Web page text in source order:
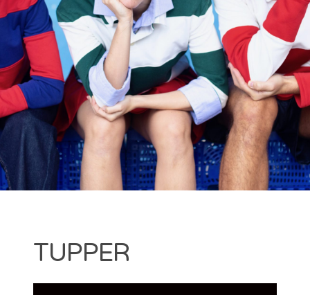
· EDICIÓN 2023 EDIZIOA
· EDICIÓN 2022 EDIZIOA
· EDICIÓN 2021 EDIZIOA
· EDICIÓN 2020 EDIZIOA
· EDICIÓN 2019 EDIZIOA
Search for:
Dantza
Festibala
TUPPER